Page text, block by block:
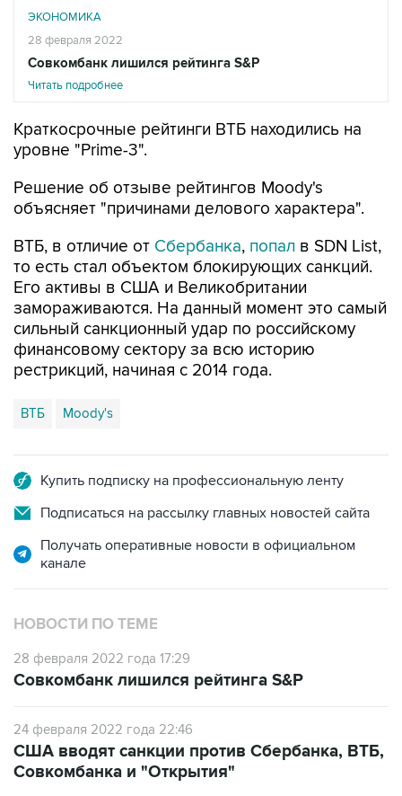
ЭКОНОМИКА
28 февраля 2022
Совкомбанк лишился рейтинга S&P
Читать подробнее
Краткосрочные рейтинги ВТБ находились на
уровне "Prime-3".
Решение об отзыве рейтингов Moody's
объясняет "причинами делового характера".
ВТБ, в отличие от Сбербанка, попал в SDN List,
то есть стал объектом блокирующих санкций.
Его активы в США и Великобритании
замораживаются. На данный момент это самый
сильный санкционный удар по российскому
финансовому сектору за всю историю
рестрикций, начиная с 2014 года.
ВТБ Moody's
Купить подписку на профессиональную ленту
Подписаться на рассылку главных новостей сайта
Получать оперативные новости в официальном
канале
НОВОСТИ ПО ТЕМЕ
28 февраля 2022 года 17:29
Совкомбанк лишился рейтинга S&P
24 февраля 2022 года 22:46
США вводят санкции против Сбербанка, ВТБ,
Совкомбанка и "Открытия"